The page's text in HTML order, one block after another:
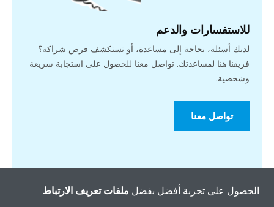
للاستفسارات والدعم
لديك أسئلة، بحاجة إلى مساعدة، أو تستكشف فرص شراكة؟
فريقنا هنا لمساعدتك. تواصل معنا للحصول على استجابة سريعة
وشخصية.
تواصل معنا
الحصول على تجربة أفضل بفضل ملفات تعريف الارتباط